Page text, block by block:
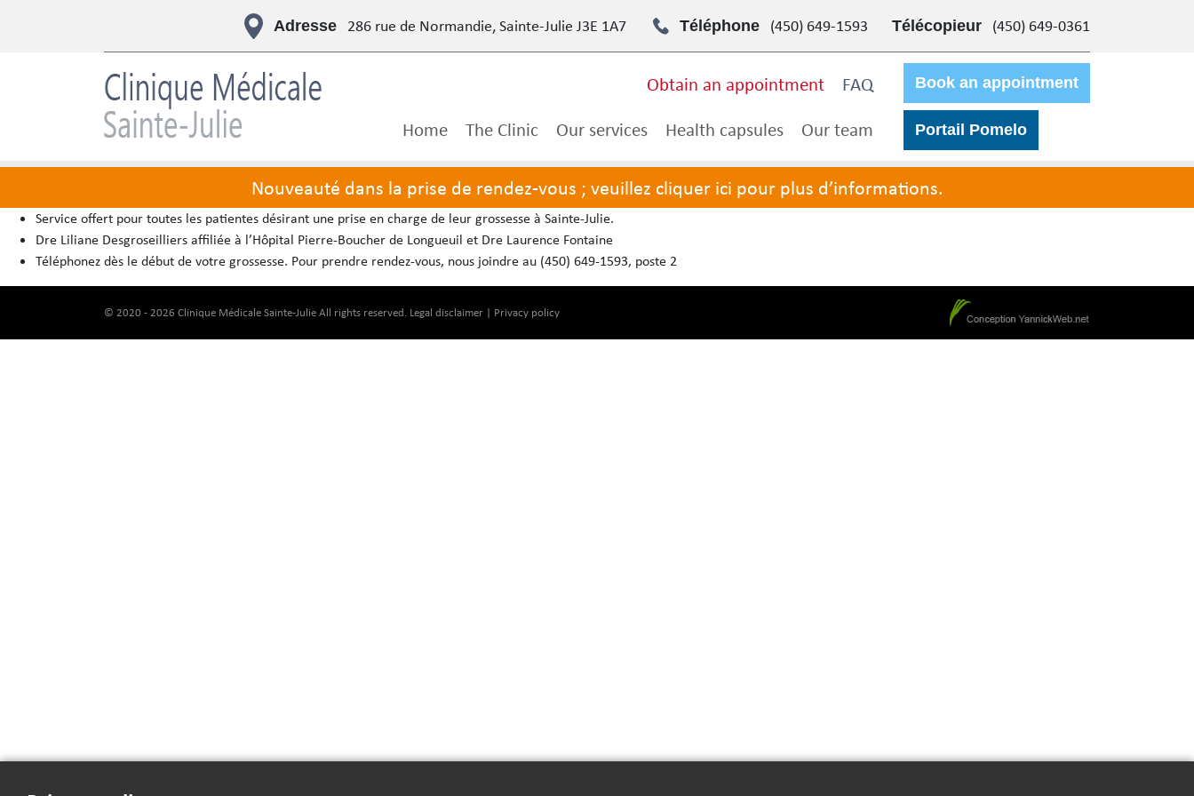
Adresse 286 rue de Normandie, Sainte-Julie J3E 1A7 Téléphone (450) 649-1593 Télécopieur (450) 649-0361
Obtain an appointment
FAQ
Home
The Clinic Our services Health capsules Our team
Book an appointment
Portail Pomelo
Nouveauté dans la prise de rendez-vous ; veuillez cliquer ici pour plus d’informations.
Service offert pour toutes les patientes désirant une prise en charge de leur grossesse à Sainte-Julie.
Dre Liliane Desgroseilliers affiliée à l’Hôpital Pierre-Boucher de Longueuil et Dre Laurence Fontaine
Téléphonez dès le début de votre grossesse. Pour prendre rendez-vous, nous joindre au (450) 649-1593, poste 2
© 2020 - 2026 Clinique Médicale Sainte-Julie All rights reserved. Legal disclaimer | Privacy policy